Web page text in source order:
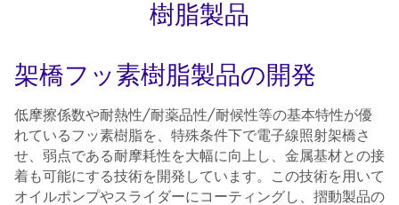
樹脂製品
架橋フッ素樹脂製品の開発
低摩擦係数や耐熱性/耐薬品性/耐候性等の基本特性が優
れているフッ素樹脂を、特殊条件下で電子線照射架橋さ
せ、弱点である耐摩耗性を大幅に向上し、金属基材との接
着も可能にする技術を開発しています。この技術を用いて
オイルポンプやスライダーにコーティングし、摺動製品の